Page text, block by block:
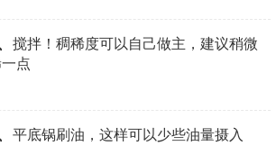
搅拌！稠稀度可以自己做主，建议稍微
点
平底锅刷油，这样可以少些油量摄入